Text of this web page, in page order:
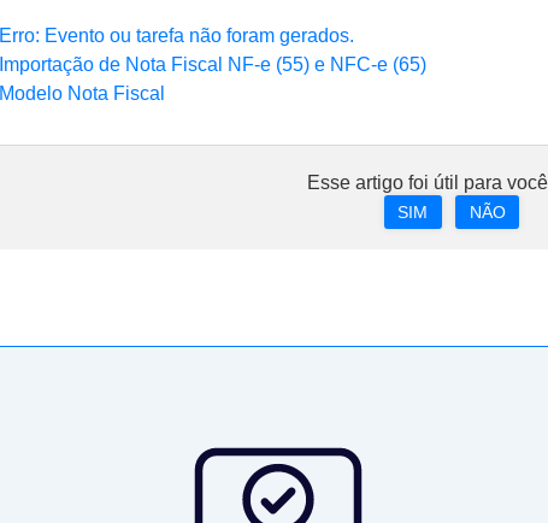
Erro: Evento ou tarefa não foram gerados.
Importação de Nota Fiscal NF-e (55) e NFC-e (65)
Modelo Nota Fiscal
Esse artigo foi útil para
SIM NÃO